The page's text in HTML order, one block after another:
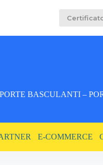
BASCULANTI –
E-COMMERCE